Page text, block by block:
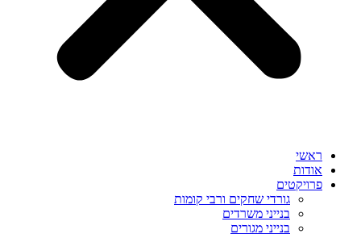
ראשי
אודות
פרויקטים
גורדי שחקים ורבי קומות
בנייני משרדים
בנייני מגורים